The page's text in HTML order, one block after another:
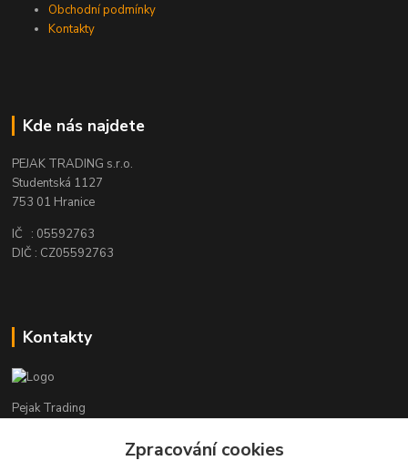
Obchodní podmínky
Kontakty
Kde nás najdete
PEJAK TRADING s.r.o.
Studentská 1127
753 01 Hranice
IČ : 05592763
DIČ : CZ05592763
Kontakty
Pejak Trading
+ 420 724 280 132Zpracování cookies